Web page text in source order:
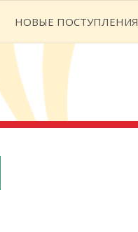
НОВЫЕ ПОСТУПЛЕНИЯ